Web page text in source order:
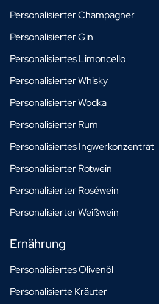
Personalisierter Champagner
Personalisierter Gin
Personalisiertes Limoncello
Personalisierter Whisky
Personalisierter Wodka
Personalisierter Rum
Personalisiertes Ingwerkonzentrat
Personalisierter Rotwein
Personalisierter Roséwein
Personalisierter Weißwein
Ernährung
Personalisiertes Olivenöl
Personalisierte Kräuter